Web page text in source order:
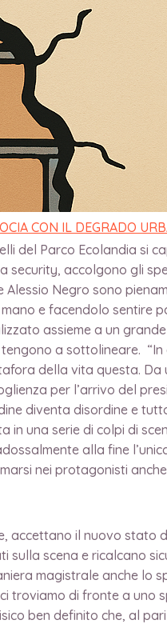
CON IL DEGRADO
del Parco Ecolandia si
security, accolgono gli
Alessio Negro sono
e facendolo sentire
assieme a un
a sottolineare.
della vita questa.
per l’arrivo del
diventa disordine e
in una serie di colpi di
alla fine
nei protagonisti
accettano il nuovo stato
sulla scena e ricalcano
magistrale anche lo
troviamo di fronte a uno
ben definito che, al